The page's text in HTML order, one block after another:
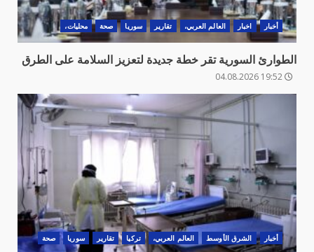
أخبار اخبار العالم العربي، تقارير سوريا صحة محليات،
الطوارئ السورية تقر خطة جديدة لتعزيز السلامة على الطرق
أخبار الشرق الأوسط العالم العربي، تركيا تقارير سوريا صحة